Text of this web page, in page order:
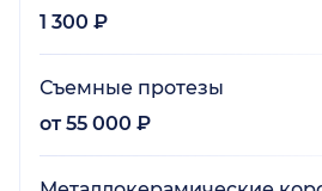
1 300 ₽
Съемные протезы
от 55 000 ₽